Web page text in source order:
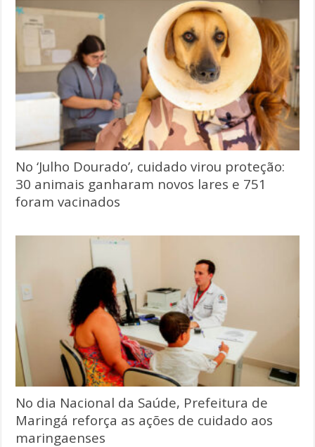
No ‘Julho Dourado’, cuidado virou proteção:
30 animais ganharam novos lares e 751
foram vacinados
No dia Nacional da Saúde, Prefeitura de
Maringá reforça as ações de cuidado aos
maringaenses